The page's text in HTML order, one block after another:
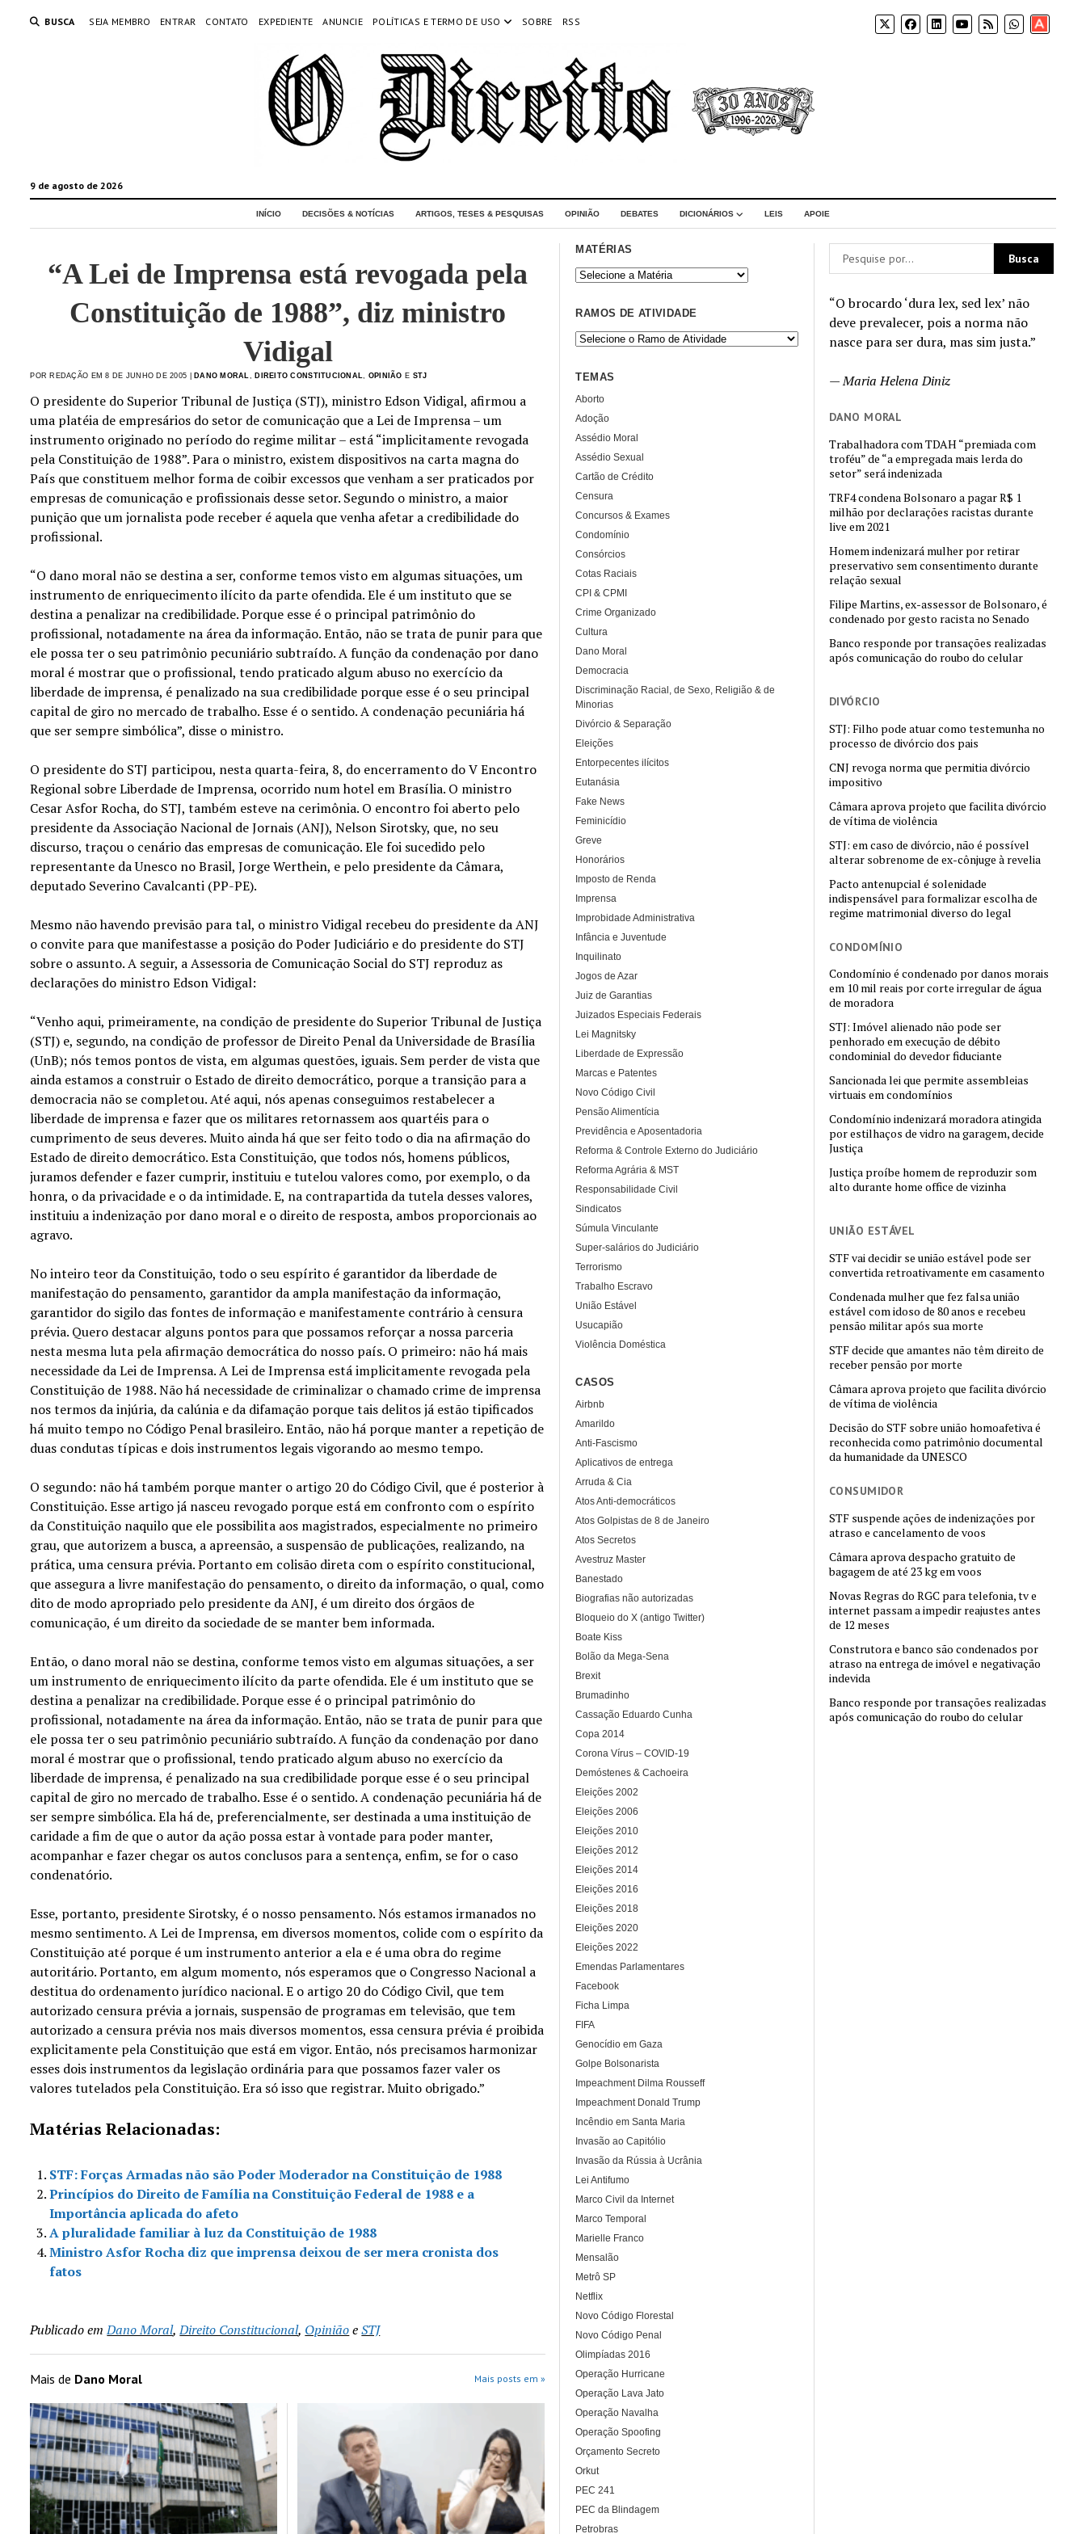
BUSCA SEJA MEMBRO ENTRAR CONTATO EXPEDIENTE ANUNCIE POLÍTICAS E TERMO DE USO SOBRE RSS
Apoia-
se
9 de agosto de 2026
INÍCIO DECISÕES & NOTÍCIAS ARTIGOS, TESES & PESQUISAS OPINIÃO DEBATES DICIONÁRIOS LEIS APOIE
“O brocardo ‘dura lex, sed lex’ não
deve prevalecer, pois a norma não
nasce para ser dura, mas sim justa.”
—Maria Helena Diniz
DANO MORAL
Trabalhadora com TDAH “premiada com
troféu” de “a empregada mais lerda do
setor” será indenizada
TRF4 condena Bolsonaro a pagar R$ 1
milhão por declarações racistas durante
live em 2021
Homem indenizará mulher por retirar
preservativo sem consentimento durante
relação sexual
Filipe Martins, ex-assessor de Bolsonaro, é
condenado por gesto racista no Senado
Banco responde por transações realizadas
após comunicação do roubo do celular
DIVÓRCIO
STJ: Filho pode atuar como testemunha no
processo de divórcio dos pais
CNJ revoga norma que permitia divórcio
impositivo
Câmara aprova projeto que facilita divórcio
de vítima de violência
STJ: em caso de divórcio, não é possível
alterar sobrenome de ex-cônjuge à revelia
Pacto antenupcial é solenidade
indispensável para formalizar escolha de
regime matrimonial diverso do legal
CONDOMÍNIO
Condomínio é condenado por danos morais
em 10 mil reais por corte irregular de água
de moradora
STJ: Imóvel alienado não pode ser
penhorado em execução de débito
condominial do devedor fiduciante
Sancionada lei que permite assembleias
virtuais em condomínios
Condomínio indenizará moradora atingida
por estilhaços de vidro na garagem, decide
Justiça
Justiça proíbe homem de reproduzir som
alto durante home office de vizinha
UNIÃO ESTÁVEL
STF vai decidir se união estável pode ser
convertida retroativamente em casamento
Condenada mulher que fez falsa união
estável com idoso de 80 anos e recebeu
pensão militar após sua morte
STF decide que amantes não têm direito de
receber pensão por morte
Câmara aprova projeto que facilita divórcio
de vítima de violência
Decisão do STF sobre união homoafetiva é
reconhecida como patrimônio documental
da humanidade da UNESCO
CONSUMIDOR
STF suspende ações de indenizações por
atraso e cancelamento de voos
Câmara aprova despacho gratuito de
bagagem de até 23 kg em voos
Novas Regras do RGC para telefonia, tv e
internet passam a impedir reajustes antes
de 12 meses
Construtora e banco são condenados por
atraso na entrega de imóvel e negativação
indevida
Banco responde por transações realizadas
após comunicação do roubo do celular
“A Lei de Imprensa está revogada pela
Constituição de 1988”, diz ministro
Vidigal
POR REDAÇÃO EM 8 DE JUNHO DE 2005 | DANO MORAL DIREITO CONSTITUCIONAL OPINIÃO E STJ
O presidente do Superior Tribunal de Justiça (STJ), ministro Edson Vidigal, afirmou a
uma platéia de empresários do setor de comunicação que a Lei de Imprensa – um
instrumento originado no período do regime militar – está “implicitamente revogada
pela Constituição de 1988”. Para o ministro, existem dispositivos na carta magna do
País que constituem melhor forma de coibir excessos que venham a ser praticados por
empresas de comunicação e profissionais desse setor. Segundo o ministro, a maior
punição que um jornalista pode receber é aquela que venha afetar a credibilidade do
profissional.
“O dano moral não se destina a ser, conforme temos visto em algumas situações, um
instrumento de enriquecimento ilícito da parte ofendida. Ele é um instituto que se
destina a penalizar na credibilidade. Porque esse é o principal patrimônio do
profissional, notadamente na área da informação. Então, não se trata de punir para que
ele possa ter o seu patrimônio pecuniário subtraído. A função da condenação por dano
moral é mostrar que o profissional, tendo praticado algum abuso no exercício da
liberdade de imprensa, é penalizado na sua credibilidade porque esse é o seu principal
capital de giro no mercado de trabalho. Esse é o sentido. A condenação pecuniária há
que ser sempre simbólica”, disse o ministro.
O presidente do STJ participou, nesta quarta-feira, 8, do encerramento do V Encontro
Regional sobre Liberdade de Imprensa, ocorrido num hotel em Brasília. O ministro
Cesar Asfor Rocha, do STJ, também esteve na cerimônia. O encontro foi aberto pelo
presidente da Associação Nacional de Jornais (ANJ), Nelson Sirotsky, que, no seu
discurso, traçou o cenário das empresas de comunicação. Ele foi sucedido pelo
representante da Unesco no Brasil, Jorge Werthein, e pelo presidente da Câmara,
deputado Severino Cavalcanti (PP-PE).
Mesmo não havendo previsão para tal, o ministro Vidigal recebeu do presidente da ANJ
o convite para que manifestasse a posição do Poder Judiciário e do presidente do STJ
sobre o assunto. A seguir, a Assessoria de Comunicação Social do STJ reproduz as
declarações do ministro Edson Vidigal:
“Venho aqui, primeiramente, na condição de presidente do Superior Tribunal de Justiça
(STJ) e, segundo, na condição de professor de Direito Penal da Universidade de Brasília
(UnB); nós temos pontos de vista, em algumas questões, iguais. Sem perder de vista que
ainda estamos a construir o Estado de direito democrático, porque a transição para a
democracia não se completou. Até aqui, nós apenas conseguimos restabelecer a
liberdade de imprensa e fazer que os militares retornassem aos quartéis para o
cumprimento de seus deveres. Muito ainda há que ser feito todo o dia na afirmação do
Estado de direito democrático. Esta Constituição, que todos nós, homens públicos,
juramos defender e fazer cumprir, instituiu e tutelou valores como, por exemplo, o da
honra, o da privacidade e o da intimidade. E, na contrapartida da tutela desses valores,
instituiu a indenização por dano moral e o direito de resposta, ambos proporcionais ao
agravo.
No inteiro teor da Constituição, todo o seu espírito é garantidor da liberdade de
manifestação do pensamento, garantidor da ampla manifestação da informação,
garantidor do sigilo das fontes de informação e manifestamente contrário à censura
prévia. Quero destacar alguns pontos para que possamos reforçar a nossa parceria
nesta mesma luta pela afirmação democrática do nosso país. O primeiro: não há mais
necessidade da Lei de Imprensa. A Lei de Imprensa está implicitamente revogada pela
Constituição de 1988. Não há necessidade de criminalizar o chamado crime de imprensa
nos termos da injúria, da calúnia e da difamação porque tais delitos já estão tipificados
há muito tempo no Código Penal brasileiro. Então, não há porque manter a repetição de
duas condutas típicas e dois instrumentos legais vigorando ao mesmo tempo.
O segundo: não há também porque manter o artigo 20 do Código Civil, que é posterior à
Constituição. Esse artigo já nasceu revogado porque está em confronto com o espírito
da Constituição naquilo que ele possibilita aos magistrados, especialmente no primeiro
grau, que autorizem a busca, a apreensão, a suspensão de publicações, realizando, na
prática, uma censura prévia. Portanto em colisão direta com o espírito constitucional,
que assegura a livre manifestação do pensamento, o direito da informação, o qual, como
dito de modo apropriado pelo presidente da ANJ, é um direito dos órgãos de
comunicação, é um direito da sociedade de se manter bem informada.
Então, o dano moral não se destina, conforme temos visto em algumas situações, a ser
um instrumento de enriquecimento ilícito da parte ofendida. Ele é um instituto que se
destina a penalizar na credibilidade. Porque esse é o principal patrimônio do
profissional, notadamente na área da informação. Então, não se trata de punir para que
ele possa ter o seu patrimônio pecuniário subtraído. A função da condenação por dano
moral é mostrar que o profissional, tendo praticado algum abuso no exercício da
liberdade de imprensa, é penalizado na sua credibilidade porque esse é o seu principal
capital de giro no mercado de trabalho. Esse é o sentido. A condenação pecuniária há de
ser sempre simbólica. Ela há de, preferencialmente, ser destinada a uma instituição de
caridade a fim de que o autor da ação possa estar à vontade para poder manter,
acompanhar e fazer chegar os autos conclusos para a sentença, enfim, se for o caso
condenatório.
Esse, portanto, presidente Sirotsky, é o nosso pensamento. Nós estamos irmanados no
mesmo sentimento. A Lei de Imprensa, em diversos momentos, colide com o espírito da
Constituição até porque é um instrumento anterior a ela e é uma obra do regime
autoritário. Portanto, em algum momento, nós esperamos que o Congresso Nacional a
destitua do ordenamento jurídico nacional. E o artigo 20 do Código Civil, que tem
autorizado censura prévia a jornais, suspensão de programas em televisão, que tem
autorizado a censura prévia nos mais diversos momentos, essa censura prévia é proibida
explicitamente pela Constituição que está em vigor. Então, nós precisamos harmonizar
esses dois instrumentos da legislação ordinária para que possamos fazer valer os
valores tutelados pela Constituição. Era só isso que registrar. Muito obrigado.”
Matérias Relacionadas:
STF: Forças Armadas não são Poder Moderador na Constituição de 1988
Princípios do Direito de Família na Constituição Federal de 1988 e a
Importância aplicada do afeto
A pluralidade familiar à luz da Constituição de 1988
Ministro Asfor Rocha diz que imprensa deixou de ser mera cronista dos
fatos
Publicado em Dano Moral,Direito Constitucional, OpiniãoeSTJ
Mais de Dano Moral Mais posts em »
MATÉRIAS
RAMOS DE ATIVIDADE
TEMAS
Aborto
Adoção
Assédio Moral
Assédio Sexual
Cartão de Crédito
Censura
Concursos & Exames
Condomínio
Consórcios
Cotas Raciais
CPI & CPMI
Crime Organizado
Cultura
Dano Moral
Democracia
Discriminação Racial, de Sexo, Religião & de
Minorias
Divórcio & Separação
Eleições
Entorpecentes ilícitos
Eutanásia
Fake News
Feminicídio
Greve
Honorários
Imposto de Renda
Imprensa
Improbidade Administrativa
Infância e Juventude
Inquilinato
Jogos de Azar
Juiz de Garantias
Juizados Especiais Federais
Lei Magnitsky
Liberdade de Expressão
Marcas e Patentes
Novo Código Civil
Pensão Alimentícia
Previdência e Aposentadoria
Reforma & Controle Externo do Judiciário
Reforma Agrária & MST
Responsabilidade Civil
Sindicatos
Súmula Vinculante
Super-salários do Judiciário
Terrorismo
Trabalho Escravo
União Estável
Usucapião
Violência Doméstica
CASOS
Airbnb
Amarildo
Anti-Fascismo
Aplicativos de entrega
Arruda & Cia
Atos Anti-democráticos
Atos Golpistas de 8 de Janeiro
Atos Secretos
Avestruz Master
Banestado
Biografias não autorizadas
Bloqueio do X (antigo Twitter)
Boate Kiss
Bolão da Mega-Sena
Brexit
Brumadinho
Cassação Eduardo Cunha
Copa 2014
Corona Vírus – COVID-19
Demóstenes & Cachoeira
Eleições 2002
Eleições 2006
Eleições 2010
Eleições 2012
Eleições 2014
Eleições 2016
Eleições 2018
Eleições 2020
Eleições 2022
Emendas Parlamentares
Facebook
Ficha Limpa
FIFA
Genocídio em Gaza
Golpe Bolsonarista
Impeachment Dilma Rousseff
Impeachment Donald Trump
Incêndio em Santa Maria
Invasão ao Capitólio
Invasão da Rússia à Ucrânia
Lei Antifumo
Marco Civil da Internet
Marco Temporal
Marielle Franco
Mensalão
Metrô SP
Netflix
Novo Código Florestal
Novo Código Penal
Olimpíadas 2016
Operação Hurricane
Operação Lava Jato
Operação Navalha
Operação Spoofing
Orçamento Secreto
Orkut
PEC 241
PEC da Blindagem
Petrobras